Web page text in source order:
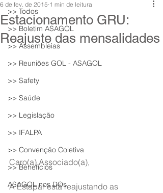
>> Todos
>> Boletim ASAGOL
>> Assembleias
>> Reuniões GOL - ASAGOL
>> Safety
>> Saúde
>> Legislação
>> IFALPA
>> Convenção Coletiva
>> Benefícios
ASAGOL nos DOs
Estacionamento GRU:
Reajuste das mensalidades
6 de fev. de 2015 1 min de leitura
Caro(a) Associado(a),
A Estapar está reajustando as